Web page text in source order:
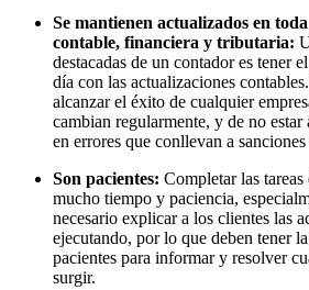
Se mantienen actualizados en
contable, financiera y tributaria:
destacadas de un contador es tener
día con las actualizaciones
alcanzar el éxito de cualquier
cambian regularmente, y de no
en errores que conllevan a
Son pacientes: Completar las
mucho tiempo y paciencia,
necesario explicar a los clientes las
ejecutando, por lo que deben tener
pacientes para informar y resolver
surgir.